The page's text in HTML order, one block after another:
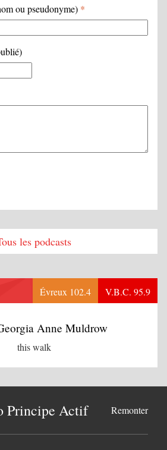
ou pseudonyme) *
les podcasts
Évreux 102.4 V.B.C. 95.9
Anne Muldrow
this walk
Principe Actif Remonter